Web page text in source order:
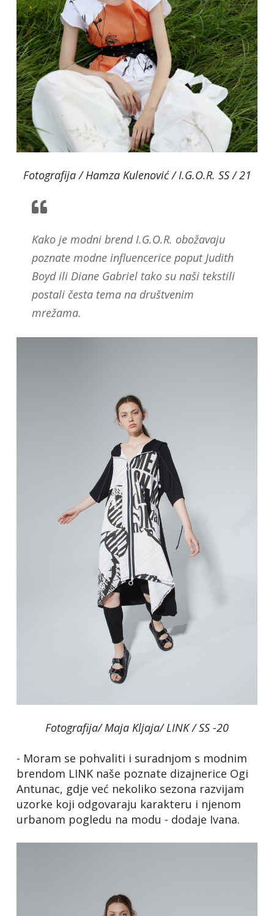
Fotografija / Hamza Kulenović / I.G.O.R. SS / 21
Kako je modni brend I.G.O.R. obožavaju
poznate modne influencerice poput Judith
Boyd ili Diane Gabriel tako su naši tekstili
postali česta tema na društvenim
mrežama.
Fotografija/ Maja Kljaja/ LINK / SS -20
- Moram se pohvaliti i suradnjom s modnim
brendom LINK naše poznate dizajnerice Ogi
Antunac, gdje već nekoliko sezona razvijam
uzorke koji odgovaraju karakteru i njenom
urbanom pogledu na modu - dodaje Ivana.